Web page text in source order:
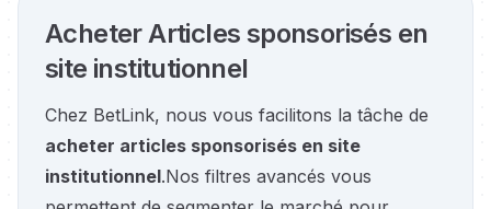
Acheter Articles sponsorisés en
site institutionnel
Chez BetLink, nous vous facilitons la tâche de
acheter articles sponsorisés en site
institutionnel.Nos filtres avancés vous